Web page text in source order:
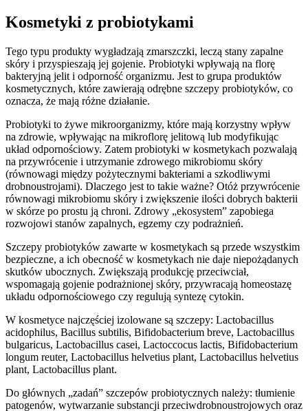
Kosmetyki z probiotykami
Tego typu produkty wygładzają zmarszczki, leczą stany zapalne
skóry i przyspieszają jej gojenie. Probiotyki wpływają na florę
bakteryjną jelit i odporność organizmu. Jest to grupa produktów
kosmetycznych, które zawierają odrębne szczepy probiotyków, co
oznacza, że mają różne działanie.
Probiotyki to żywe mikroorganizmy, które mają korzystny wpływ
na zdrowie, wpływając na mikroflorę jelitową lub modyfikując
układ odpornościowy. Zatem probiotyki w kosmetykach pozwalają
na przywrócenie i utrzymanie zdrowego mikrobiomu skóry
(równowagi między pożytecznymi bakteriami a szkodliwymi
drobnoustrojami). Dlaczego jest to takie ważne? Otóż przywrócenie
równowagi mikrobiomu skóry i zwiększenie ilości dobrych bakterii
w skórze po prostu ją chroni. Zdrowy „ekosystem” zapobiega
rozwojowi stanów zapalnych, egzemy czy podrażnień.
Szczepy probiotyków zawarte w kosmetykach są przede wszystkim
bezpieczne, a ich obecność w kosmetykach nie daje niepożądanych
skutków ubocznych. Zwiększają produkcję przeciwciał,
wspomagają gojenie podrażnionej skóry, przywracają homeostazę
układu odpornościowego czy regulują syntezę cytokin.
W kosmetyce najczęściej izolowane są szczepy: Lactobacillus
acidophilus, Bacillus subtilis, Bifidobacterium breve, Lactobacillus
bulgaricus, Lactobacillus casei, Lactoccocus lactis, Bifidobacterium
longum reuter, Lactobacillus helvetius plant, Lactobacillus helvetius
plant, Lactobacillus plant.
Do głównych „zadań” szczepów probiotycznych należy: tłumienie
patogenów, wytwarzanie substancji przeciwdrobnoustrojowych oraz